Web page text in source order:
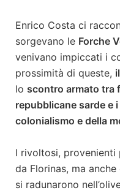
Enrico Costa ci
sorgevano le Forche
venivano impiccati i
prossimità di queste,
lo scontro armato tra
repubblicane sarde e
colonialismo e della
I rivoltosi, provenienti
da Florinas, ma
si radunarono